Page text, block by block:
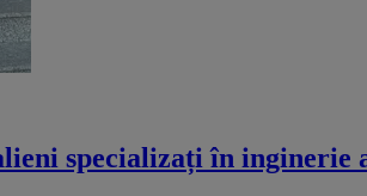
specializați în inginerie